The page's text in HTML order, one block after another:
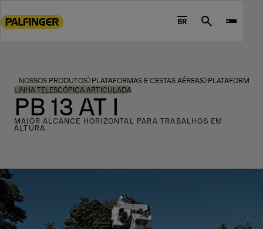
to
footer
content
BR Search
NOSSOS PRODUTOS PLATAFORMAS E CESTAS AÉREAS PLATAFORMAS
LINHA TELESCÓPICA ARTICULADA
PB 13 AT I
MAIOR ALCANCE HORIZONTAL PARA TRABALHOS EM
ALTURA.